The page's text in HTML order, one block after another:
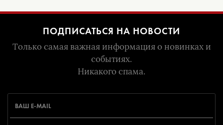
ПОДПИСАТЬСЯ НА НОВОСТИ
Только самая важная информация о новинках и
событиях.
Никакого спама.